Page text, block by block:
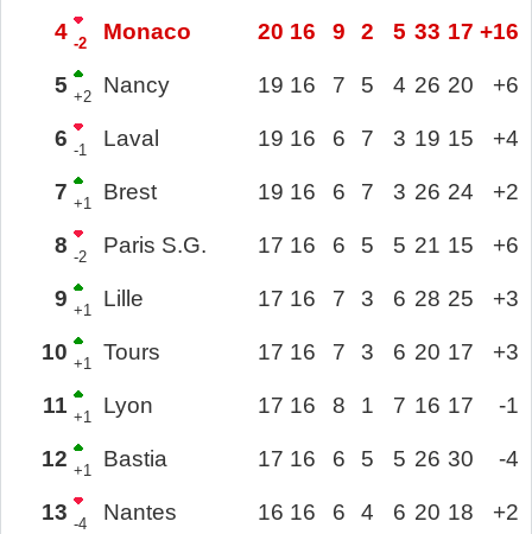
4 -2 Monaco 20 16 9 2 5 33 17 +16
5 +2 Nancy 19 16 7 5 4 26 20 +6
6 -1 Laval 19 16 6 7 3 19 15 +4
7 +1 Brest 19 16 6 7 3 26 24 +2
8 -2 Paris S.G. 17 16 6 5 5 21 15 +6
9 +1 Lille 17 16 7 3 6 28 25 +3
10 +1 Tours 17 16 7 3 6 20 17 +3
11 +1 Lyon 17 16 8 1 7 16 17 -1
12 +1 Bastia 17 16 6 5 5 26 30 -4
13 -4 Nantes 16 16 6 4 6 20 18 +2